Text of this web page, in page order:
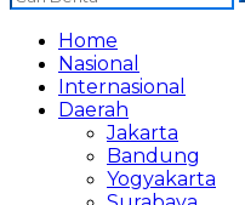
Home
Nasional
Internasional
Daerah
Jakarta
Bandung
Yogyakarta